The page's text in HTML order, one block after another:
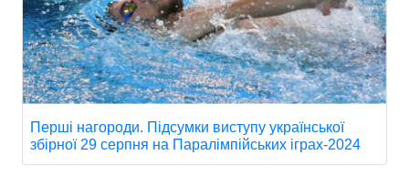
Перші нагороди. Підсумки виступу української
збірної 29 серпня на Паралімпійських іграх-2024